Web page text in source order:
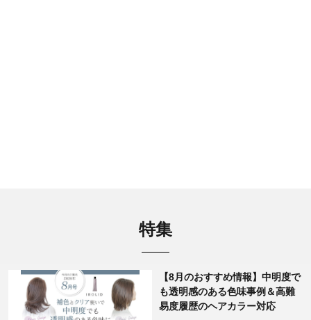
特集
【8月のおすすめ情報】中明度で
も透明感のある色味事例＆高難
易度履歴のヘアカラー対応